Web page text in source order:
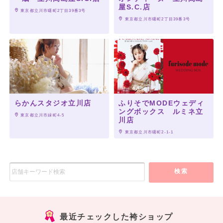
東京都立川市曙町2丁目39番3号
屋S.C.店
東京都立川市曙町2丁目39番3号
らかんスタジオ立川店
東京都立川市緑町4-5
ふりそでMODEウェディ
ングボックス ルミネ立
川店
東京都立川市曙町2-1-1
検索
最近チェックした袴ショップ